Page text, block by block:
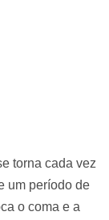
torna cada vez
um período de
o coma e a